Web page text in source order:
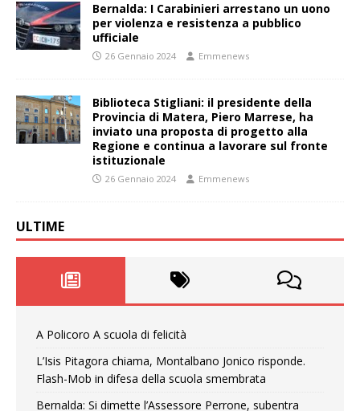
Bernalda: I Carabinieri arrestano un uono
per violenza e resistenza a pubblico
ufficiale
26 Gennaio 2024 Emmenews
Biblioteca Stigliani: il presidente della
Provincia di Matera, Piero Marrese, ha
inviato una proposta di progetto alla
Regione e continua a lavorare sul fronte
istituzionale
26 Gennaio 2024 Emmenews
ULTIME
A Policoro A scuola di felicità
L’Isis Pitagora chiama, Montalbano Jonico risponde.
Flash-Mob in difesa della scuola smembrata
Bernalda: Si dimette l’Assessore Perrone, subentra